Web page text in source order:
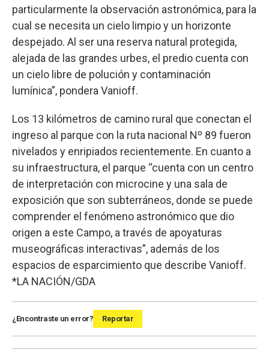
particularmente la observación astronómica, para la
cual se necesita un cielo limpio y un horizonte
despejado. Al ser una reserva natural protegida,
alejada de las grandes urbes, el predio cuenta con
un cielo libre de polución y contaminación
lumínica”, pondera Vanioff.
Los 13 kilómetros de camino rural que conectan el
ingreso al parque con la ruta nacional Nº 89 fueron
nivelados y enripiados recientemente. En cuanto a
su infraestructura, el parque “cuenta con un centro
de interpretación con microcine y una sala de
exposición que son subterráneos, donde se puede
comprender el fenómeno astronómico que dio
origen a este Campo, a través de apoyaturas
museográficas interactivas”, además de los
espacios de esparcimiento que describe Vanioff.
*LA NACIÓN/GDA
¿Encontraste un error? Reportar